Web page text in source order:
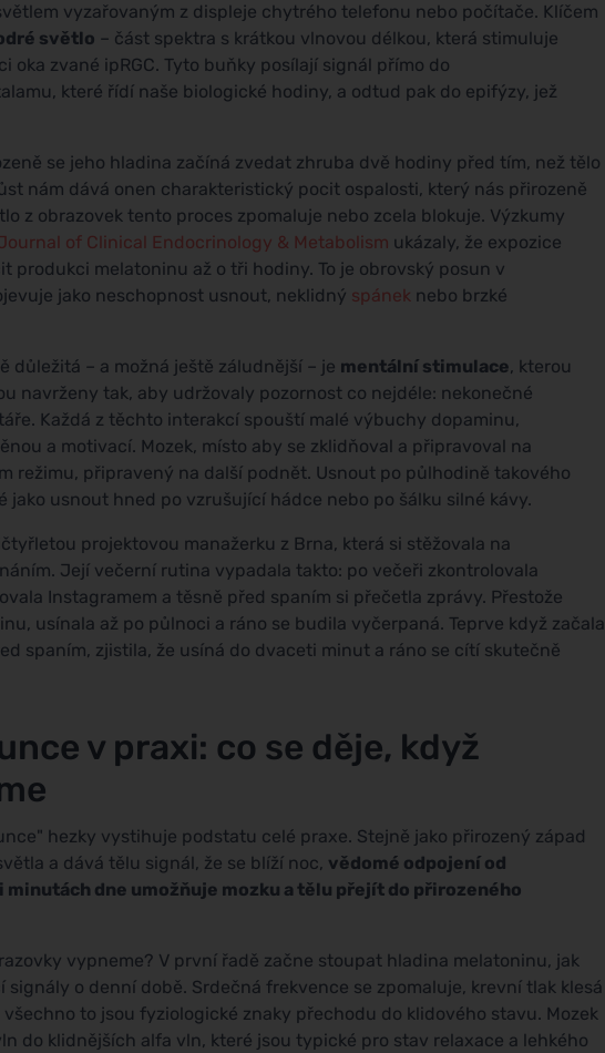
vyzařovaným z displeje chytrého telefonu nebo počítače. Klíčem
světlo – část spektra s krátkou vlnovou délkou, která stimuluje
zvané ipRGC. Tyto buňky posílají signál přímo do
které řídí naše biologické hodiny, a odtud pak do epifýzy, jež
se jeho hladina začíná zvedat zhruba dvě hodiny před tím, než tělo
nám dává onen charakteristický pocit ospalosti, který nás přirozeně
z obrazovek tento proces zpomaluje nebo zcela blokuje. Výzkumy
of Clinical Endocrinology & Metabolism ukázaly, že expozice
produkci melatoninu až o tři hodiny. To je obrovský posun v
jako neschopnost usnout, neklidný spánek nebo brzké
důležitá – a možná ještě záludnější – je mentální stimulace, kterou
navrženy tak, aby udržovaly pozornost co nejdéle: nekonečné
Každá z těchto interakcí spouští malé výbuchy dopaminu,
a motivací. Mozek, místo aby se zklidňoval a připravoval na
režimu, připravený na další podnět. Usnout po půlhodině takového
jako usnout hned po vzrušující hádce nebo po šálku silné kávy.
projektovou manažerku z Brna, která si stěžovala na
Její večerní rutina vypadala takto: po večeři zkontrolovala
Instagramem a těsně před spaním si přečetla zprávy. Přestože
usínala až po půlnoci a ráno se budila vyčerpaná. Teprve když začala
spaním, zjistila, že usíná do dvaceti minut a ráno se cítí skutečně
v praxi: co se děje, když
hezky vystihuje podstatu celé praxe. Stejně jako přirozený západ
a dává tělu signál, že se blíží noc, vědomé odpojení od
dne umožňuje mozku a tělu přejít do přirozeného
vypneme? V první řadě začne stoupat hladina melatoninu, jak
o denní době. Srdečná frekvence se zpomaluje, krevní tlak klesá
to jsou fyziologické znaky přechodu do klidového stavu. Mozek
do klidnějších alfa vln, které jsou typické pro stav relaxace a lehkého